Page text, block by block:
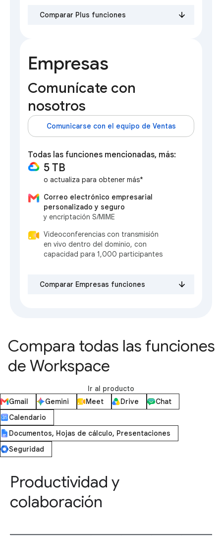
Comparar Plus funciones
Empresas
Comunícate con
nosotros
Comunicarse con el equipo de Ventas
Todas las funciones mencionadas, más:
5 TB
o actualiza para obtener más*
Correo electrónico empresarial
personalizado y seguro
y encriptación S/MIME
Videoconferencias con transmisión
en vivo dentro del dominio, con
capacidad para 1,000 participantes
Comparar Empresas funciones
Compara todas las funciones
de Workspace
Ir al producto
Gmail
Gemini Meet Drive
Chat
Calendario
Documentos, Hojas de cálculo, Presentaciones
Seguridad
Productividad y
colaboración